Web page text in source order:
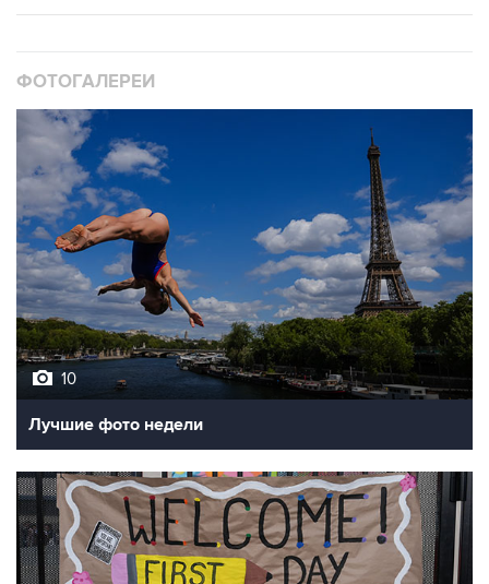
ФОТОГАЛЕРЕИ
10
Лучшие фото недели